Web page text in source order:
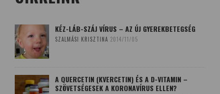
KÉZ-LÁB-SZÁJ VÍRUS – AZ ÚJ GYEREKBETEGSÉG
SZALMÁSI KRISZTINA 2014/11/05
A QUERCETIN (KVERCETIN) ÉS A D-VITAMIN –
SZÖVETSÉGESEK A KORONAVÍRUS ELLEN?